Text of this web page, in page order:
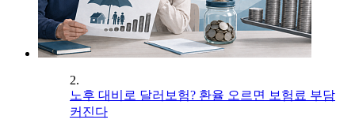
2.
노후 대비로 달러보험? 환율 오르면 보험료 부담
커진다